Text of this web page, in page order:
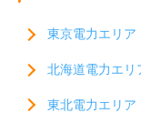
東京電力エリア
北海道電力エリ
東北電力エリア